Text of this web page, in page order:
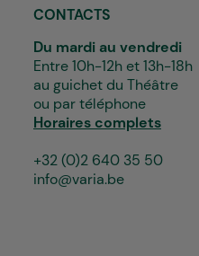
CONTACTS
Du mardi au vendredi
Entre 10h-12h et 13h-18h
au guichet du Théâtre
ou par téléphone
Horaires complets
+32 (0)2 640 35 50
info@varia.be